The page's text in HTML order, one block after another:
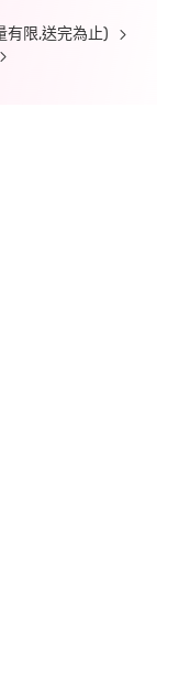
限,送完為止)